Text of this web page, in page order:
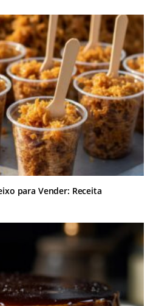
para Vender: Receita